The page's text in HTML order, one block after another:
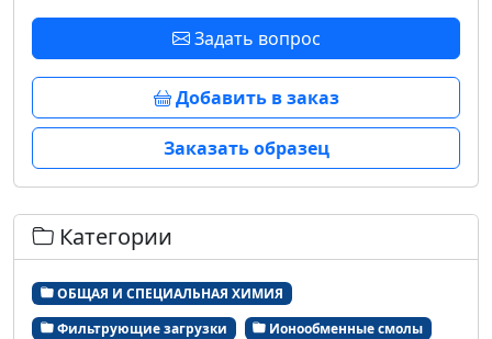
Задать вопрос
Добавить в заказ
Заказать образец
Категории
ОБЩАЯ И СПЕЦИАЛЬНАЯ ХИМИЯ
Фильтрующие загрузки
Ионообменные смолы